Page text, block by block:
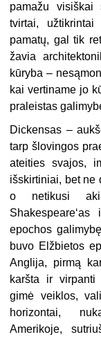
pamažu visiškai
tvirtai,
pamatų, gal tik
žavia
kūryba –
kai vertiname jo
praleistas
Dickensas –
tarp šlovingos
ateities svajos,
išskirtiniai, bet ne
o netikusi
epochos
buvo Elžbietos
Anglija, pirmą
karšta ir virpanti
gimė veiklos,
horizontai,
Amerikoje,